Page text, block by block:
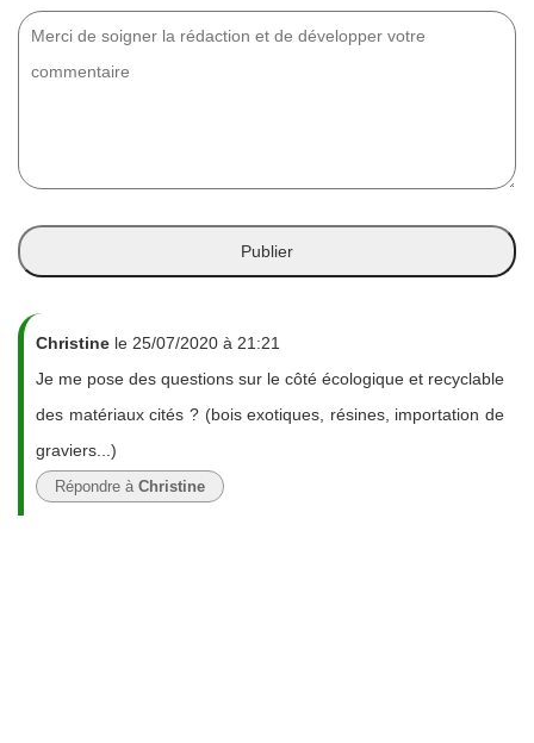
Christine le 25/07/2020 à 21:21
Je me pose des questions sur le côté écologique et recyclable
des matériaux cités ? (bois exotiques, résines, importation de
graviers...)
Répondre à Christine